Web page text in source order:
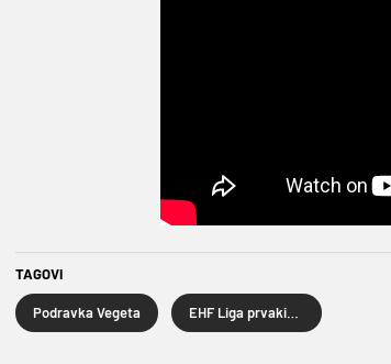
TAGOVI
Podravka Vegeta EHF Liga prvakinja